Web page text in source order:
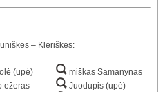
– Klėriškės:
(upė)
ežeras
miškas Samanynas
Juodupis (upė)